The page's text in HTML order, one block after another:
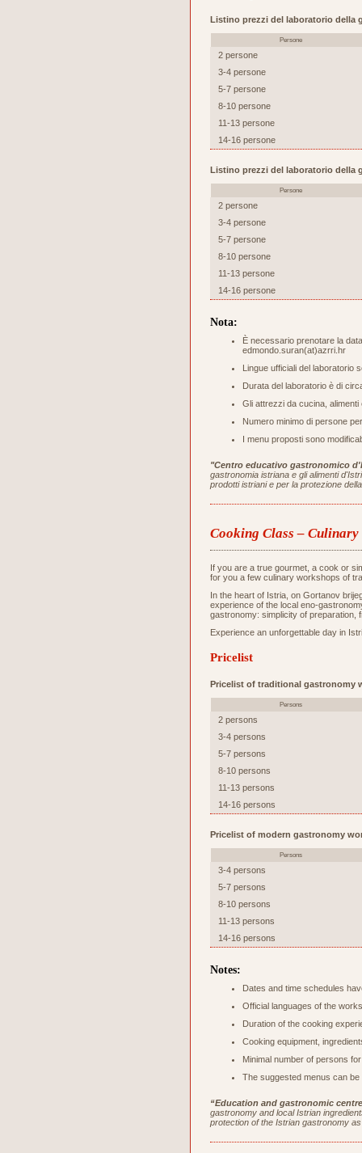
Listino prezzi del laboratorio della
Persone
2 persone
3-4 persone
5-7 persone
8-10 persone
11-13 persone
14-16 persone
Listino prezzi del laboratorio della
Persone
2 persone
3-4 persone
5-7 persone
8-10 persone
11-13 persone
14-16 persone
Nota:
È necessario prenotare la
edmondo.suran(at)azrri.hr
Lingue ufficiali del laboratorio
Durata del laboratorio è di
Gli attrezzi da cucina,
Numero minimo di persone
I menu proposti sono
"Centro educativo gastronomico
gastronomia istriana e gli alimenti
prodotti istriani e per la protezione
Cooking Class – Culinary
If you are a true gourmet, a cook or
for you a few culinary workshops of
In the heart of Istria, on Gortanov
experience of the local eno-
gastronomy: simplicity of preparation,
Experience an unforgettable day in
Pricelist
Pricelist of traditional gastronomy
Persons
2 persons
3-4 persons
5-7 persons
8-10 persons
11-13 persons
14-16 persons
Pricelist of modern gastronomy
Persons
3-4 persons
5-7 persons
8-10 persons
11-13 persons
14-16 persons
Notes:
Dates and time schedules
Official languages of the
Duration of the cooking
Cooking equipment,
Minimal number of persons
The suggested menus can
“Education and gastronomic
gastronomy and local Istrian
protection of the Istrian gastronomy